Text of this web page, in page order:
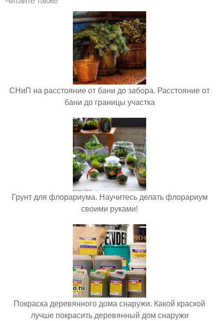
СНиП на расстояние от бани до забора. Расстояние от
бани до границы участка
Грунт для флорариума. Научитесь делать флорариум
своими руками!
Покраска деревянного дома снаружи. Какой краской
лучше покрасить деревянный дом снаружи